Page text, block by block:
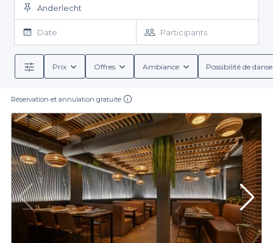
Anderlecht
Date Participants
Prix Offres Ambiance Possibilité de
Réservation et annulation gratuite